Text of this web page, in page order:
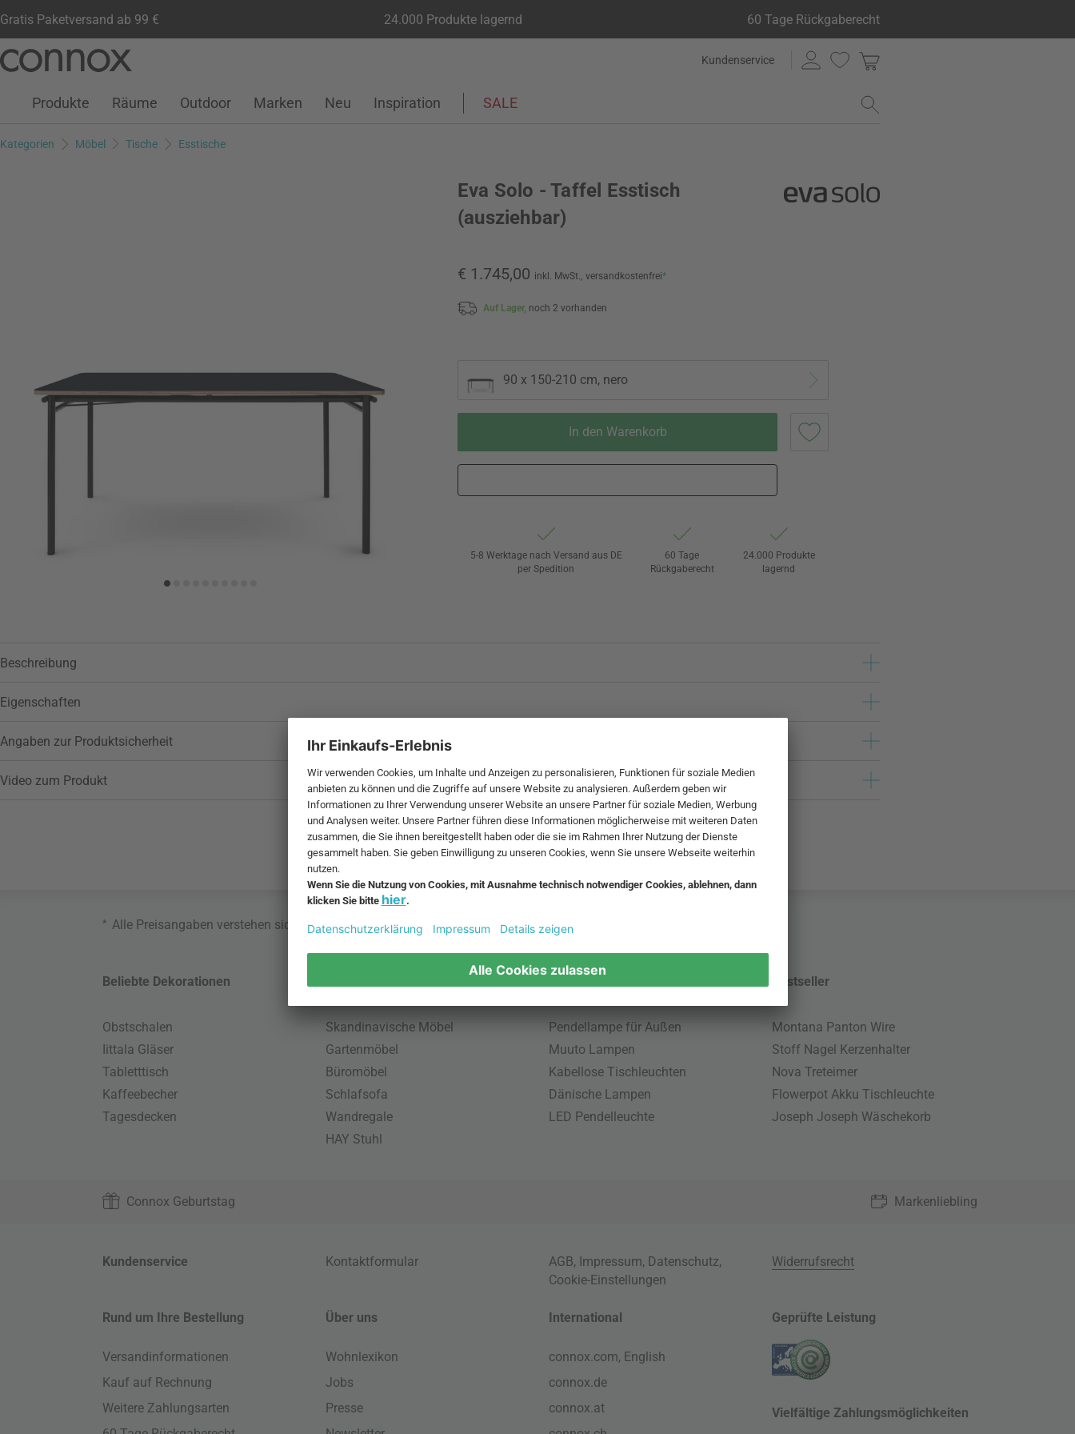
Gratis Paketversand ab 99 € 24.000 Produkte lagernd 60 Tage Rückgaberecht
Seiteninhalt
Suchfeld
Kundenservice
Kundenkonto
Wunschliste
Warenkorb
Produkte Räume Outdoor Marken Neu Inspiration SALE
Kategorien Möbel Tische Esstische
Eva Solo - Taffel Esstisch
(ausziehbar)
€ 1.745,00 inkl. MwSt., versandkostenfrei*
Auf Lager, noch 2 vorhanden
90 x 150-210 cm, nero
In den Warenkorb
5-8 Werktage nach Versand aus DE
per Spedition
60 Tage
Rückgaberecht
24.000 Produkte
lagernd
Beschreibung
Eigenschaften
Angaben zur Produktsicherheit
Video zum Produkt
* Alle Preisangaben verstehen sich inklusive MwSt. und zzgl.Versandkosten.
Beliebte Dekorationen
Obstschalen
Iittala Gläser
Tabletttisch
Kaffeebecher
Tagesdecken
Skandinavische Möbel
Gartenmöbel
Büromöbel
Schlafsofa
Wandregale
HAY Stuhl
Pendellampe für Außen
Muuto Lampen
Kabellose Tischleuchten
Dänische Lampen
LED Pendelleuchte
Bestseller
Montana Panton Wire
Stoff Nagel Kerzenhalter
Nova Treteimer
Flowerpot Akku Tischleuchte
Joseph Joseph Wäschekorb
Connox Geburtstag Markenliebling
Kundenservice Kontaktformular AGB, Impressum, Datenschutz,
Cookie-Einstellungen
Widerrufsrecht
Rund um Ihre Bestellung
Versandinformationen
Kauf auf Rechnung
Weitere Zahlungsarten
Über uns
Wohnlexikon
Jobs
Presse
International
connox.com, English
connox.de
connox.at
Geprüfte Leistung
Vielfältige Zahlungsmöglichkeiten